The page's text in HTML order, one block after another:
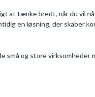
at tænke bredt, når du vil
en løsning, der skaber
små og store virksomheder